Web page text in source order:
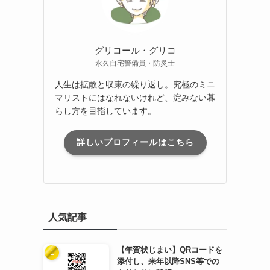
グリコール・グリコ
永久自宅警備員・防災士
人生は拡散と収束の繰り返し。究極のミニ
マリストにはなれないけれど、淀みない暮
らし方を目指しています。
詳しいプロフィールはこちら
人気記事
【年賀状じまい】QRコードを
添付し、来年以降SNS等での